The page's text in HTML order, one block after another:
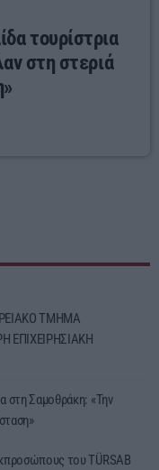
τουρίστρια
στη στεριά
ΤΜΗΜΑ
στη Σαμοθράκη: «Την
του TÜRSAB